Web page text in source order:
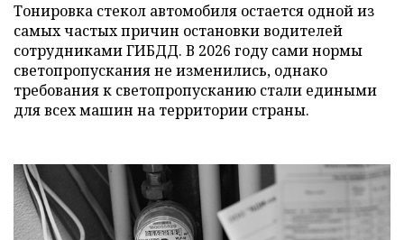
Тонировка стекол автомобиля остается одной из
самых частых причин остановки водителей
сотрудниками ГИБДД. В 2026 году сами нормы
светопропускания не изменились, однако
требования к светопропусканию стали едиными
для всех машин на территории страны.